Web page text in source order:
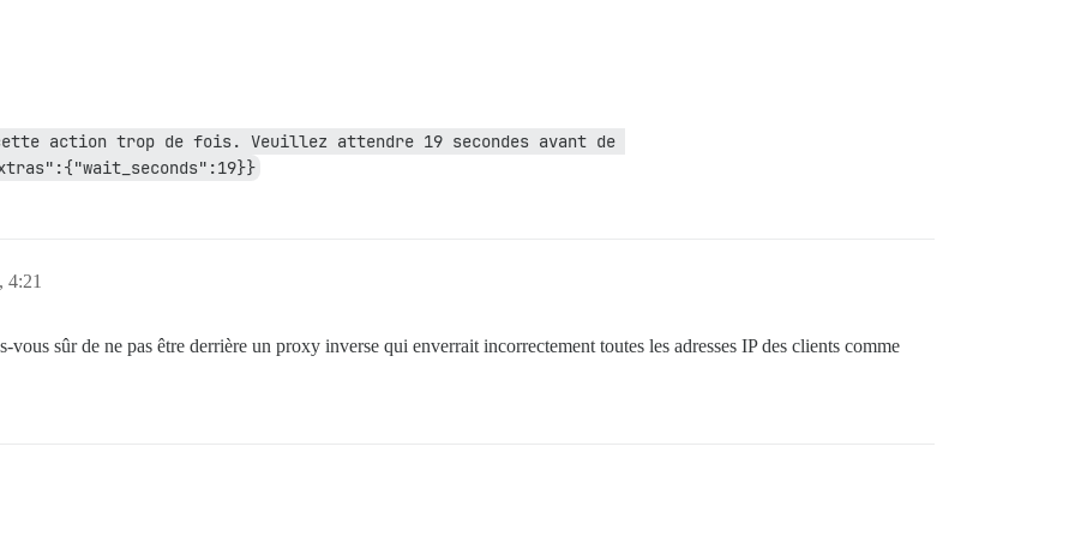
action trop de fois. Veuillez attendre 19 secondes avant de
4:21
sûr de ne pas être derrière un proxy inverse qui enverrait incorrectement toutes les adresses IP des clients comme